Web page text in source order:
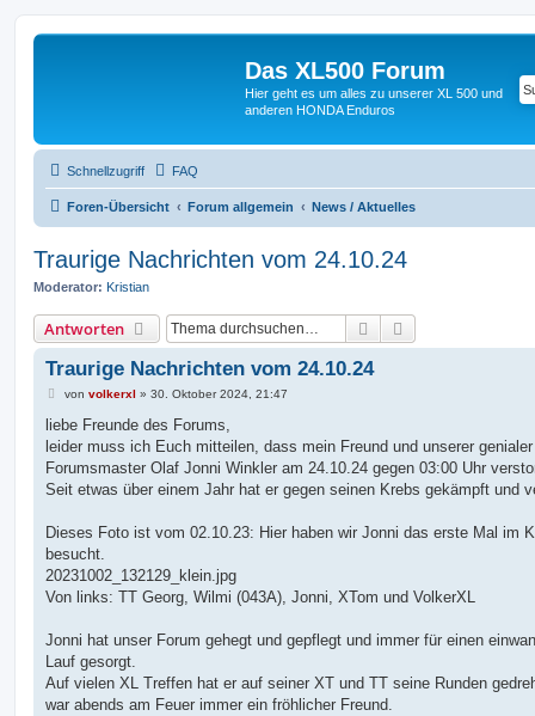
Das XL500 Forum
Hier geht es um alles zu unserer XL 500 und
anderen HONDA Enduros
Schnellzugriff FAQ
Foren-Übersicht Forum allgemein News / Aktuelles
Traurige Nachrichten vom 24.10.24
Moderator: Kristian
Antworten Suche
Traurige Nachrichten vom 24.10.24
B
i
r
a
von volkerxl » 30. Oktober 2024, 21:47
liebe Freunde des Forums,
leider muss ich Euch mitteilen, dass mein Freund und unserer genialer
Forumsmaster Olaf Jonni Winkler am 24.10.24 gegen 03:00 Uhr
Seit etwas über einem Jahr hat er gegen seinen Krebs gekämpft und
Dieses Foto ist vom 02.10.23: Hier haben wir Jonni das erste Mal im
besucht.
20231002_132129_klein.jpg
Von links: TT Georg, Wilmi (043A), Jonni, XTom und VolkerXL
Jonni hat unser Forum gehegt und gepflegt und immer für einen
Lauf gesorgt.
Auf vielen XL Treffen hat er auf seiner XT und TT seine Runden
war abends am Feuer immer ein fröhlicher Freund.